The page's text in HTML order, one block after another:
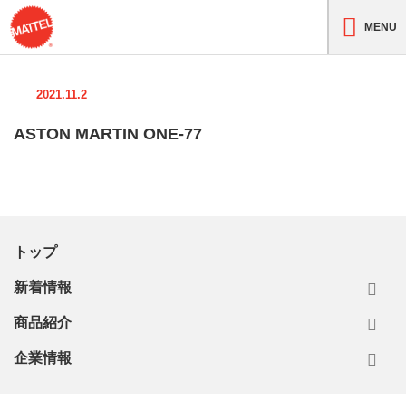
MENU
2021.11.2
ASTON MARTIN ONE-77
トップ
新着情報
商品紹介
企業情報